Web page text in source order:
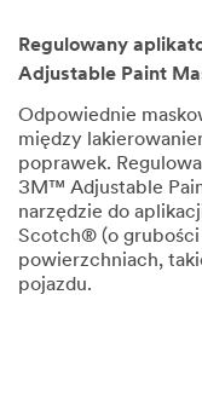
Regulowany
Adjustable Paint
Odpowiednie
między
poprawek.
3M™ Adjustable
narzędzie do
Scotch® (o grubości
powierzchniach,
pojazdu.